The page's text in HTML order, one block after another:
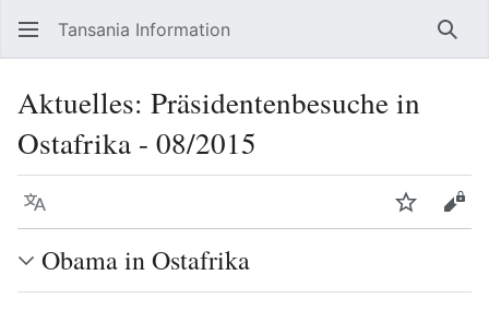
Tansania Information
Aktuelles: Präsidentenbesuche in
Ostafrika - 08/2015
Sprache
Obama in Ostafrika